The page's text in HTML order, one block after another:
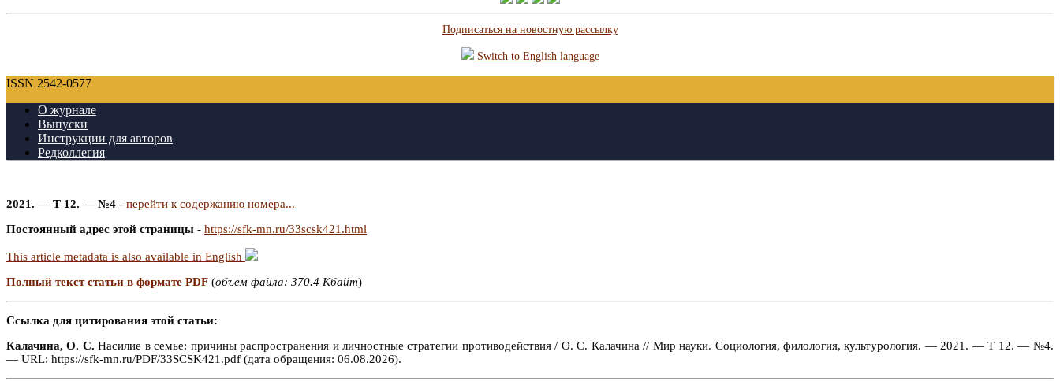
Подписаться на новостную рассылку
Switch to English language
ISSN 2542-0577
О журнале
Выпуски
Инструкции для авторов
Редколлегия
2021. — Т 12. — №4 - перейти к содержанию номера...
Постоянный адрес этой страницы - https://sfk-mn.ru/33scsk421.html
This article metadata is also available in English
Полный текст статьи в формате PDF (объем файла: 370.4 Кбайт)
Ссылка для цитирования этой статьи:
Калачина, О. С. Насилие в семье: причины распространения и личностные стратегии противодействия / О. С. Калачина // Мир науки. Социология, филология, культурология. — 2021. — Т 12. — №4.
— URL: https://sfk-mn.ru/PDF/33SCSK421.pdf (дата обращения: 06.08.2026).